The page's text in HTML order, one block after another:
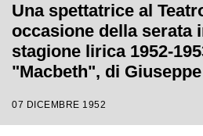
Una spettatrice al
occasione della serata
stagione lirica 1952-
"Macbeth", di
Ebert
07 DICEMBRE 1952